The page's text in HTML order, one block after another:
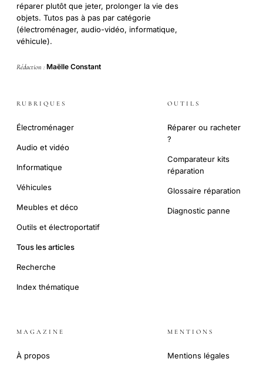
réparer plutôt que jeter, prolonger la vie des
objets. Tutos pas à pas par catégorie
(électroménager, audio-vidéo, informatique,
véhicule).
Rédaction : Maëlle Constant
RUBRIQUES
Électroménager
Audio et vidéo
Informatique
Véhicules
Meubles et déco
Outils et électroportatif
Tous les articles
Recherche
Index thématique
OUTILS
Réparer ou racheter
?
Comparateur kits
réparation
Glossaire réparation
Diagnostic panne
MAGAZINE
À propos
MENTIONS
Mentions légales